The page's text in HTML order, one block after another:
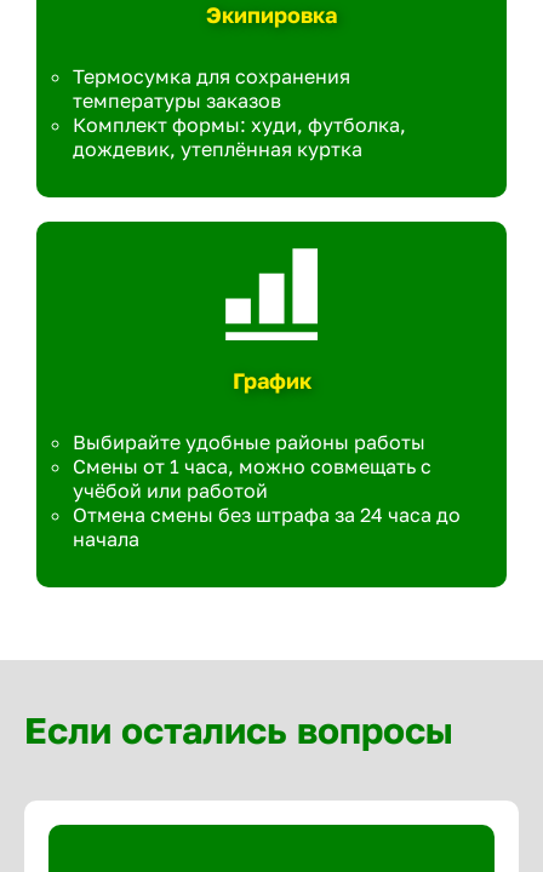
Экипировка
Термосумка для сохранения
температуры заказов
Комплект формы: худи, футболка,
дождевик, утеплённая куртка
График
Выбирайте удобные районы работы
Смены от 1 часа, можно совмещать с
учёбой или работой
Отмена смены без штрафа за 24 часа до
начала
Если остались вопросы